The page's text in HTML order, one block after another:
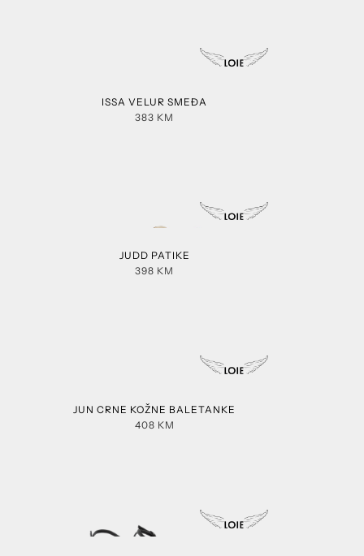
ISSA VELUR SMEĐA
383 KM
JUDD PATIKE
398 KM
JUN CRNE KOŽNE BALETANKE
408 KM